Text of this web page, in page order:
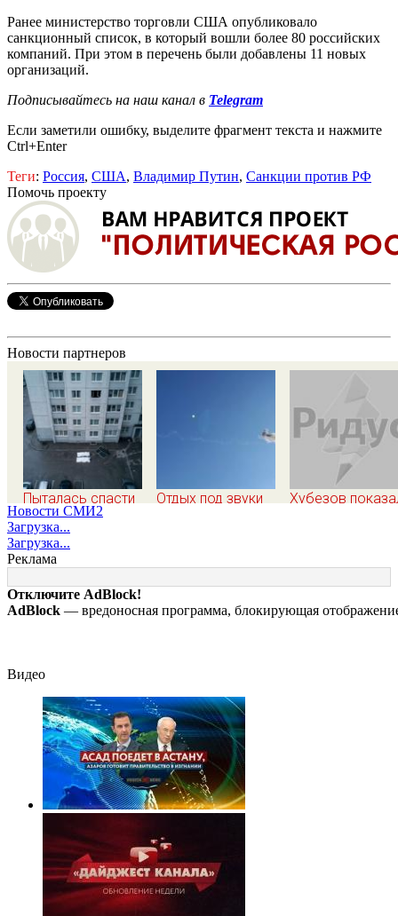
Ранее министерство торговли США опубликовало
санкционный список, в который вошли более 80 российских
компаний. При этом в перечень были добавлены 11 новых
организаций.
Подписывайтесь на наш канал в Telegram
Если заметили ошибку, выделите фрагмент текста и нажмите
Ctrl+Enter
Теги: Россия, США, Владимир Путин, Санкции против РФ
Помочь проекту
Новости партнеров
Пыталась спасти
малыша и погибла
с ним: женщина
разбилась
насмерть на глазах
у детей 06/08/2026
– Новости
Отдых под звуки
массированных
атак беспилотников
Хубезов
Новости СМИ2
Загрузка...
Загрузка...
Реклама
Отключите AdBlock!
AdBlock — вредоносная программа, блокирующая
Видео